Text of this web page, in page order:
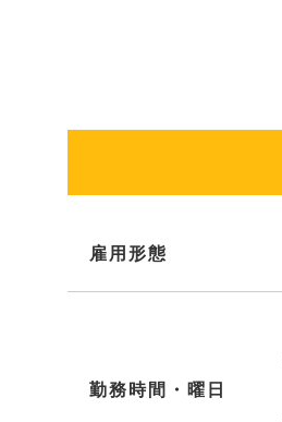
雇用形態
勤務時間・曜日